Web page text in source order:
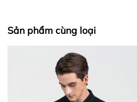
Sản phẩm cùng loại